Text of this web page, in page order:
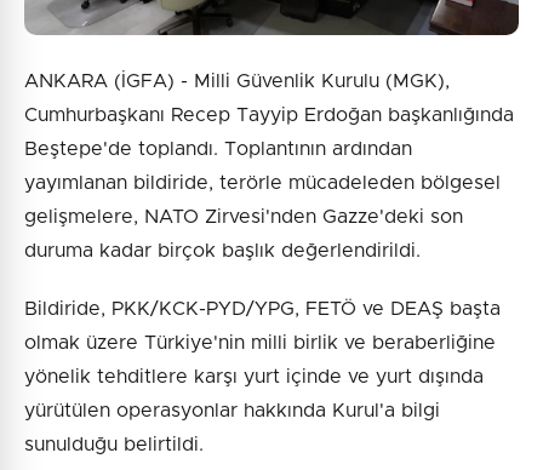
ANKARA (İGFA) - Milli Güvenlik Kurulu (MGK),
Cumhurbaşkanı Recep Tayyip Erdoğan başkanlığında
Beştepe'de toplandı. Toplantının ardından
yayımlanan bildiride, terörle mücadeleden bölgesel
gelişmelere, NATO Zirvesi'nden Gazze'deki son
duruma kadar birçok başlık değerlendirildi.
Bildiride, PKK/KCK-PYD/YPG, FETÖ ve DEAŞ başta
olmak üzere Türkiye'nin milli birlik ve beraberliğine
yönelik tehditlere karşı yurt içinde ve yurt dışında
yürütülen operasyonlar hakkında Kurul'a bilgi
sunulduğu belirtildi.